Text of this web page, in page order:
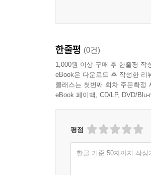
한줄평 (0건)
1,000원 이상 구매 후 한줄평 작
eBook은 다운로드 후 작성한 리
클래스는 첫번째 회차 주문확정
eBook 페이백, CD/LP, DVD/
평점
한글 기준 50자까지 작성